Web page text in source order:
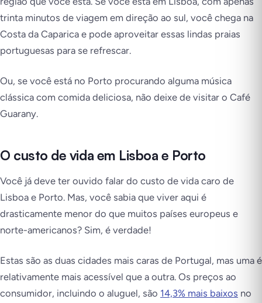
trinta minutos de viagem em direção ao sul, você chega na
Costa da Caparica e pode aproveitar essas lindas praias
portuguesas para se refrescar.
Ou, se você está no Porto procurando alguma música
clássica com comida deliciosa, não deixe de visitar o Café
Guarany.
O custo de vida em Lisboa e Porto
Você já deve ter ouvido falar do custo de vida caro de
Lisboa e Porto. Mas, você sabia que viver aqui é
drasticamente menor do que muitos países europeus e
norte-americanos? Sim, é verdade!
Estas são as duas cidades mais caras de Portugal, mas uma é
relativamente mais acessível que a outra. Os preços ao
consumidor, incluindo o aluguel, são 14,3% mais baixos no